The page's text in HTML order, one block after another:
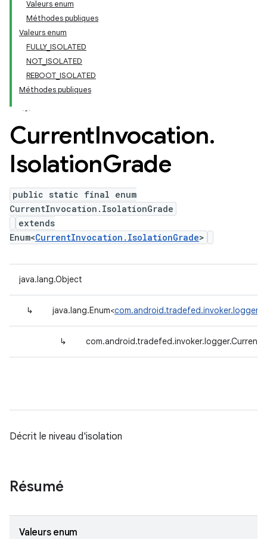
Valeurs enum
Méthodes publiques
Valeurs enum
FULLY_ISOLATED
NOT_ISOLATED
REBOOT_ISOLATED
Méthodes publiques
CurrentInvocation.
IsolationGrade
public static final enum
CurrentInvocation.IsolationGrade
extends
Enum<CurrentInvocation.IsolationGrade>
java.lang.Object
↳ java.lang.Enum<
↳
Décrit le niveau d'isolation
Résumé
Valeurs enum